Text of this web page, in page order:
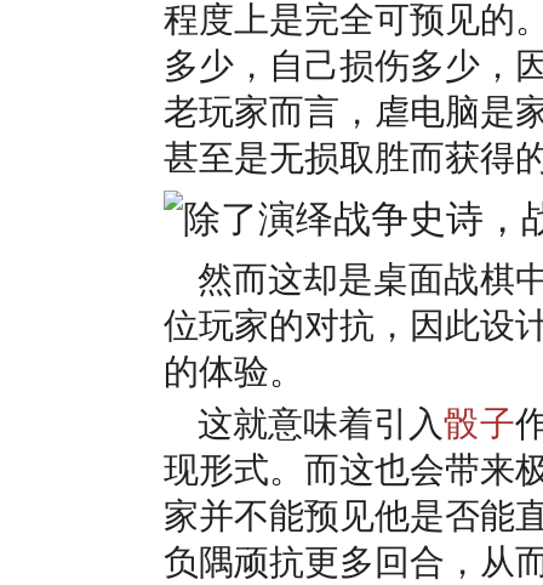
程度上是完全可预见的
多少，自己损伤多少，
老玩家而言，虐电脑是
甚至是无损取胜而获得
然而这却是桌面战棋
位玩家的对抗，因此设
的体验。
这就意味着引入骰子
现形式。而这也会带来
家并不能预见他是否能
负隅顽抗更多回合，从